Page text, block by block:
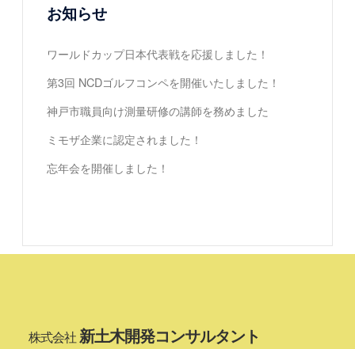
お知らせ
ワールドカップ日本代表戦を応援しました！
第3回 NCDゴルフコンペを開催いたしました！
神戸市職員向け測量研修の講師を務めました
ミモザ企業に認定されました！
忘年会を開催しました！
株式会社新土木開発コンサルタント